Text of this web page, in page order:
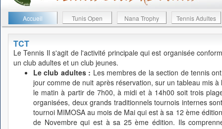
Accueil Tunis Open Nana Trophy Tennis Adultes
TCT
Le Tennis Il s'agit de l'activité principale qui est organisée
un club adultes et un club jeunes.
Le club adultes : Les membres de la section de tennis
jour comme de nuit après réservation, sur un tableau mis
le matin à partir de 7h00, à midi et à 14h00 soit trois
organisées, deux grands traditionnels tournois internes
tournoi MIMOSA au mois de Mai qui est à sa 12 ème
de Novembre qui est à sa 25 ème édition. Ils